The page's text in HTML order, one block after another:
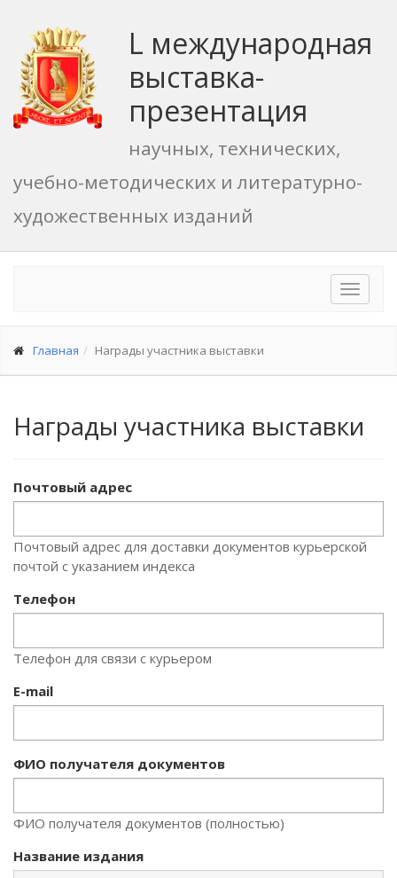
L международная
выставка-
презентация
научных, технических,
учебно-методических и литературно-
художественных изданий
Toggle
Главная Награды участника выставки
Награды участника выставки
Почтовый адрес
Почтовый адрес для доставки документов курьерской
почтой с указанием индекса
Телефон
Телефон для связи с курьером
E-mail
ФИО получателя документов
ФИО получателя документов (полностью)
Название издания